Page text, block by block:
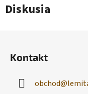
Diskusia
Kontakt
obchod@